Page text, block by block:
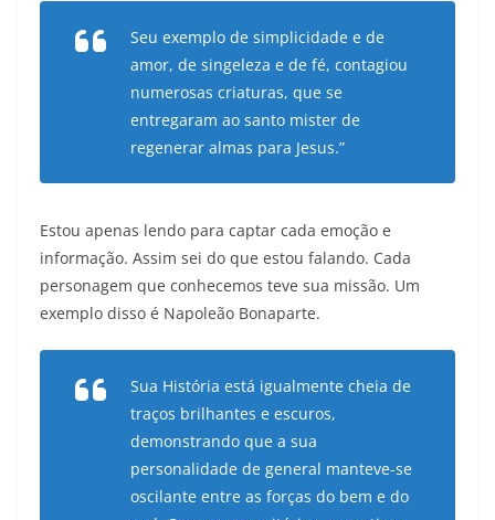
Seu exemplo de simplicidade e de
amor, de singeleza e de fé, contagiou
numerosas criaturas, que se
entregaram ao santo mister de
regenerar almas para Jesus.”
Estou apenas lendo para captar cada emoção e
informação. Assim sei do que estou falando. Cada
personagem que conhecemos teve sua missão. Um
exemplo disso é Napoleão Bonaparte.
Sua História está igualmente cheia de
traços brilhantes e escuros,
demonstrando que a sua
personalidade de general manteve-se
oscilante entre as forças do bem e do